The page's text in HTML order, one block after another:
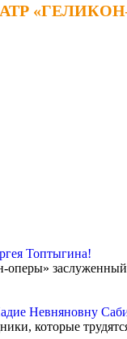
Топтыгина!
оперы»
Невняновну
которые